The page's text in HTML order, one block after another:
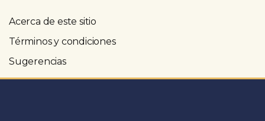
Acerca de este sitio
Términos y condiciones
Sugerencias